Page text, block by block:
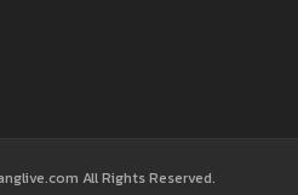
All Rights Reserved.